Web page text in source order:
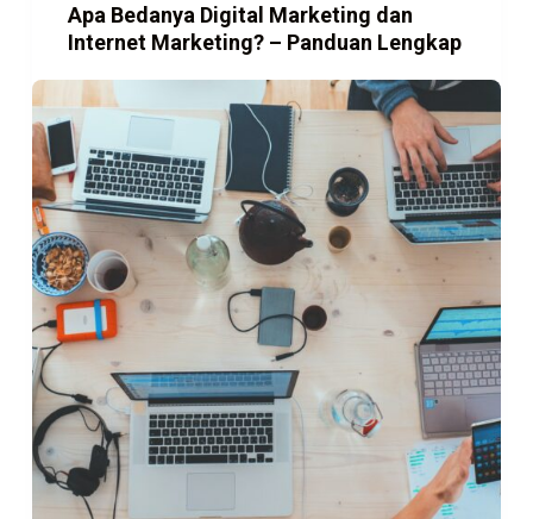
Apa Bedanya Digital Marketing dan
Internet Marketing? – Panduan Lengkap